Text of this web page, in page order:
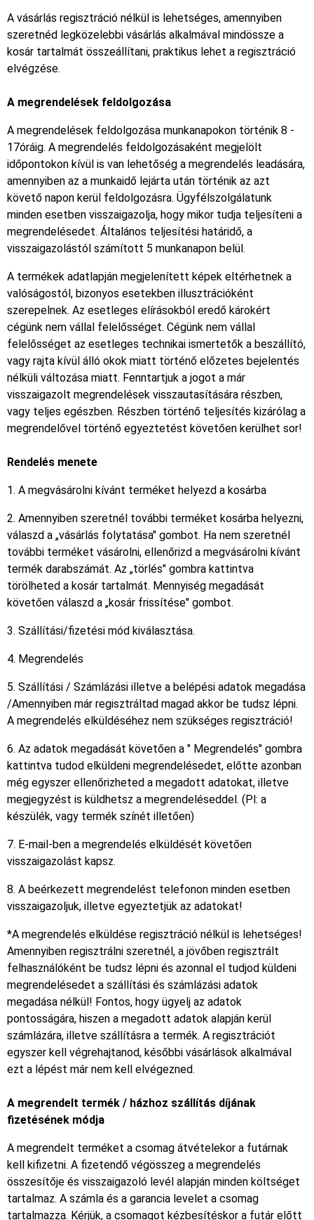
A vásárlás regisztráció nélkül is lehetséges, amennyiben
szeretnéd legközelebbi vásárlás alkalmával mindössze a
kosár tartalmát összeállítani, praktikus lehet a regisztráció
elvégzése.
A megrendelések feldolgozása
A megrendelések feldolgozása munkanapokon történik 8 -
17óráig. A megrendelés feldolgozásaként megjelölt
időpontokon kívül is van lehetőség a megrendelés leadására,
amennyiben az a munkaidő lejárta után történik az azt
követő napon kerül feldolgozásra. Ügyfélszolgálatunk
minden esetben visszaigazolja, hogy mikor tudja teljesíteni a
megrendelésedet. Általános teljesítési határidő, a
visszaigazolástól számított 5 munkanapon belül.
A termékek adatlapján megjelenített képek eltérhetnek a
valóságostól, bizonyos esetekben illusztrációként
szerepelnek. Az esetleges elírásokból eredő károkért
cégünk nem vállal felelősséget. Cégünk nem vállal
felelősséget az esetleges technikai ismertetők a beszállító,
vagy rajta kívül álló okok miatt történő előzetes bejelentés
nélküli változása miatt. Fenntartjuk a jogot a már
visszaigazolt megrendelések visszautasítására részben,
vagy teljes egészben. Részben történő teljesítés kizárólag a
megrendelővel történő egyeztetést követően kerülhet sor!
Rendelés menete
1. A megvásárolni kívánt terméket helyezd a kosárba
2. Amennyiben szeretnél további terméket kosárba helyezni,
válaszd a „vásárlás folytatása" gombot. Ha nem szeretnél
további terméket vásárolni, ellenőrizd a megvásárolni kívánt
termék darabszámát. Az „törlés" gombra kattintva
törölheted a kosár tartalmát. Mennyiség megadását
követően válaszd a „kosár frissítése" gombot.
3. Szállítási/fizetési mód kiválasztása.
4. Megrendelés
5. Szállítási / Számlázási illetve a belépési adatok megadása
/Amennyiben már regisztráltad magad akkor be tudsz lépni.
A megrendelés elküldéséhez nem szükséges regisztráció!
6. Az adatok megadását követően a " Megrendelés" gombra
kattintva tudod elküldeni megrendelésedet, előtte azonban
még egyszer ellenőrizheted a megadott adatokat, illetve
megjegyzést is küldhetsz a megrendeléseddel. (Pl: a
készülék, vagy termék színét illetően)
7. E-mail-ben a megrendelés elküldését követően
visszaigazolást kapsz.
8. A beérkezett megrendelést telefonon minden esetben
visszaigazoljuk, illetve egyeztetjük az adatokat!
*A megrendelés elküldése regisztráció nélkül is lehetséges!
Amennyiben regisztrálni szeretnél, a jövőben regisztrált
felhasználóként be tudsz lépni és azonnal el tudjod küldeni
megrendelésedet a szállítási és számlázási adatok
megadása nélkül! Fontos, hogy ügyelj az adatok
pontosságára, hiszen a megadott adatok alapján kerül
számlázára, illetve szállításra a termék. A regisztrációt
egyszer kell végrehajtanod, későbbi vásárlások alkalmával
ezt a lépést már nem kell elvégezned.
A megrendelt termék / házhoz szállítás díjának
fizetésének módja
A megrendelt terméket a csomag átvételekor a futárnak
kell kifizetni. A fizetendő végösszeg a megrendelés
összesítője és visszaigazoló levél alapján minden költséget
tartalmaz. A számla és a garancia levelet a csomag
tartalmazza. Kérjük, a csomagot kézbesítéskor a futár előtt